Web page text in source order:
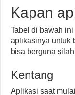
Kapan
Tabel di bawah
aplikasinya untuk
bisa berguna
Kentang
Aplikasi saat